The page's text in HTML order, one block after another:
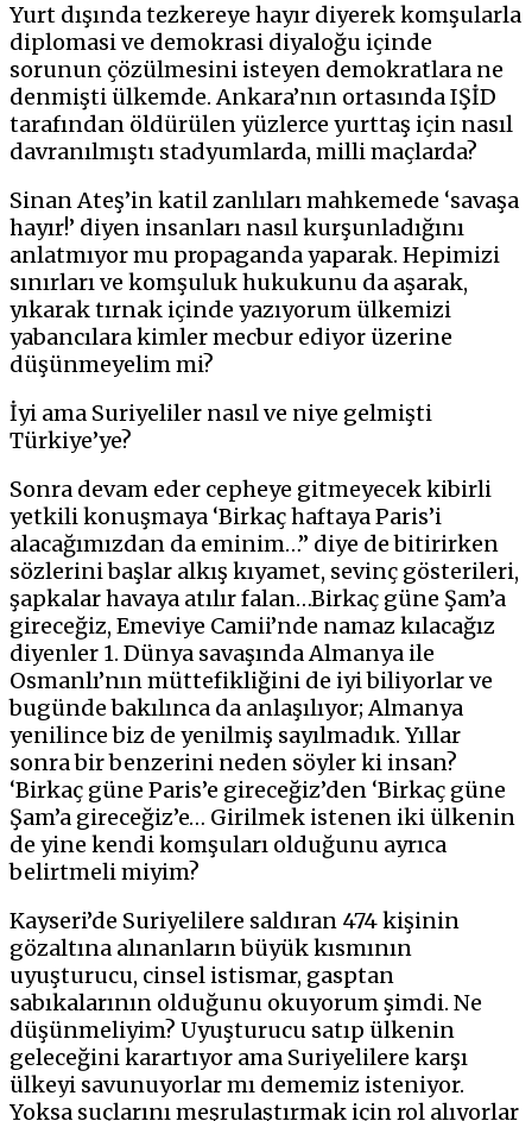
Yurt dışında tezkereye hayır diyerek komşularla
diplomasi ve demokrasi diyaloğu içinde
sorunun çözülmesini isteyen demokratlara ne
denmişti ülkemde. Ankara’nın ortasında IŞİD
tarafından öldürülen yüzlerce yurttaş için nasıl
davranılmıştı stadyumlarda, milli maçlarda?
Sinan Ateş’in katil zanlıları mahkemede ‘savaşa
hayır!’ diyen insanları nasıl kurşunladığını
anlatmıyor mu propaganda yaparak. Hepimizi
sınırları ve komşuluk hukukunu da aşarak,
yıkarak tırnak içinde yazıyorum ülkemizi
yabancılara kimler mecbur ediyor üzerine
düşünmeyelim mi?
İyi ama Suriyeliler nasıl ve niye gelmişti
Türkiye’ye?
Sonra devam eder cepheye gitmeyecek kibirli
yetkili konuşmaya ‘Birkaç haftaya Paris’i
alacağımızdan da eminim…’’ diye de bitirirken
sözlerini başlar alkış kıyamet, sevinç gösterileri,
şapkalar havaya atılır falan…Birkaç güne Şam’a
gireceğiz, Emeviye Camii’nde namaz kılacağız
diyenler 1. Dünya savaşında Almanya ile
Osmanlı’nın müttefikliğini de iyi biliyorlar ve
bugünde bakılınca da anlaşılıyor; Almanya
yenilince biz de yenilmiş sayılmadık. Yıllar
sonra bir benzerini neden söyler ki insan?
‘Birkaç güne Paris’e gireceğiz’den ‘Birkaç güne
Şam’a gireceğiz’e… Girilmek istenen iki ülkenin
de yine kendi komşuları olduğunu ayrıca
belirtmeli miyim?
Kayseri’de Suriyelilere saldıran 474 kişinin
gözaltına alınanların büyük kısmının
uyuşturucu, cinsel istismar, gasptan
sabıkalarının olduğunu okuyorum şimdi. Ne
düşünmeliyim? Uyuşturucu satıp ülkenin
geleceğini karartıyor ama Suriyelilere karşı
ülkeyi savunuyorlar mı dememiz isteniyor.
Yoksa suçlarını meşrulaştırmak için rol alıyorlar